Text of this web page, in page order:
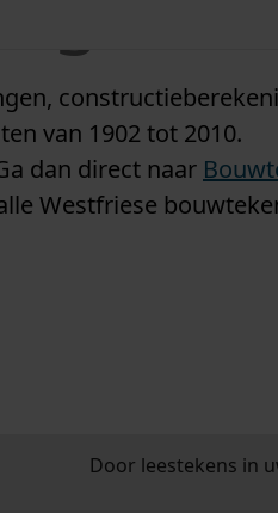
van 1902 tot 2010.
dan direct naar
Westfriese
Door leestekens in